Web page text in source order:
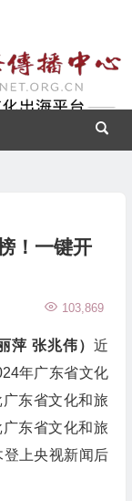
！一键开
103,869
萍 张兆伟） 近
年广东省文化
东省文化和旅
东省文化和旅
上央视新闻后